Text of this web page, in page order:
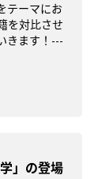
テーマにお
を対比させ
きます！---
」の登場